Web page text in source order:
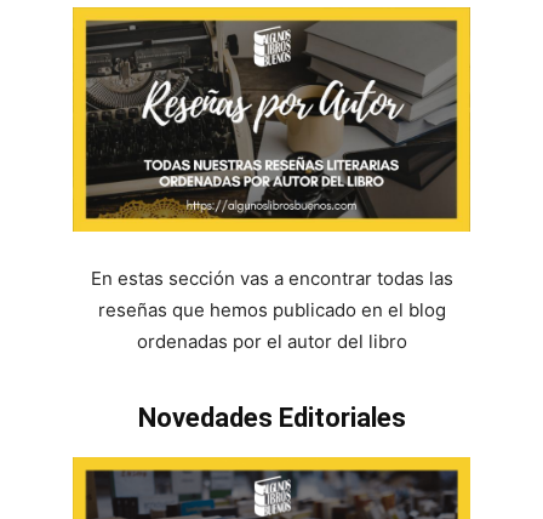
En estas sección vas a encontrar todas las
reseñas que hemos publicado en el blog
ordenadas por el autor del libro
Novedades Editoriales